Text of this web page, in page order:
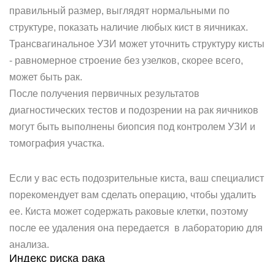
правильный размер, выглядят нормальными по
структуре, показать наличие любых кист в яичниках.
Трансвагинальное УЗИ может уточнить структуру кисты
- равномерное строение без узелков, скорее всего,
может быть рак.
После получения первичных результатов
диагностических тестов и подозрении на рак яичников
могут быть выполнены биопсия под контролем УЗИ и
томография участка.
Если у вас есть подозрительные киста, ваш специалист
порекомендует вам сделать операцию, чтобы удалить
ее. Киста может содержать раковые клетки, поэтому
после ее удаления она передается в лабораторию для
анализа.
Индекс риска рака